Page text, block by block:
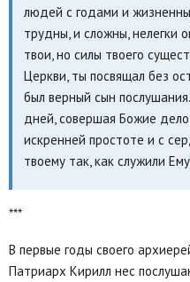
людей с годами и
трудны, и сложны, нелегки
твои, но силы твоего
Церкви, ты посвящал без
был верный сын
дней, совершая Божие
искренней простоте и с
твоему так, как служили
***
В первые годы своего
Патриарх Кирилл нес